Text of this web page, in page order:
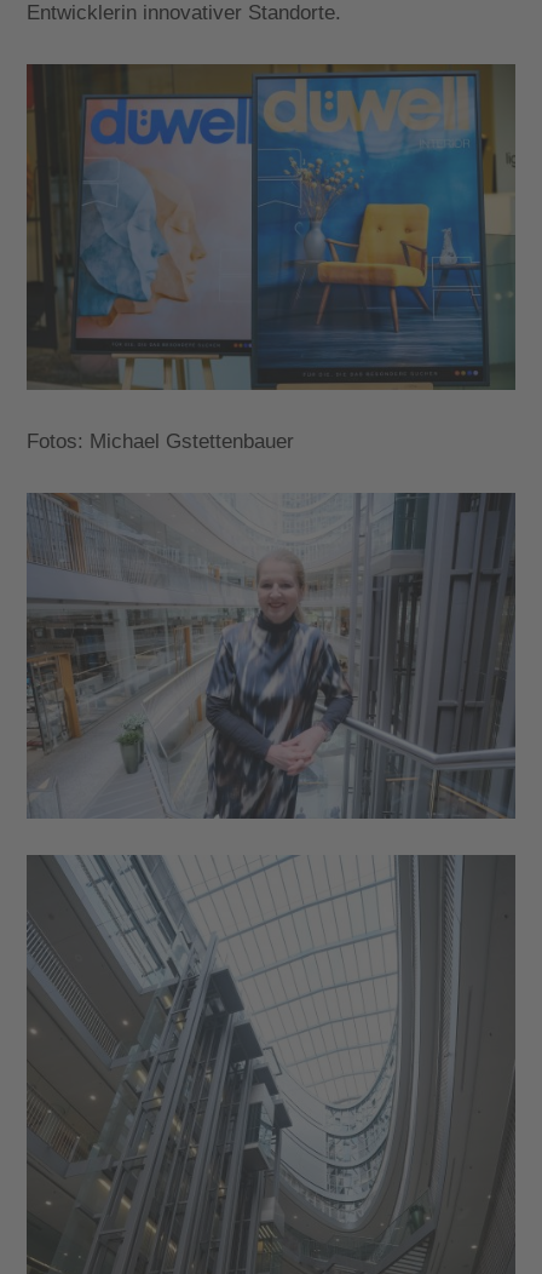
Entwicklerin innovativer Standorte.
Fotos: Michael Gstettenbauer